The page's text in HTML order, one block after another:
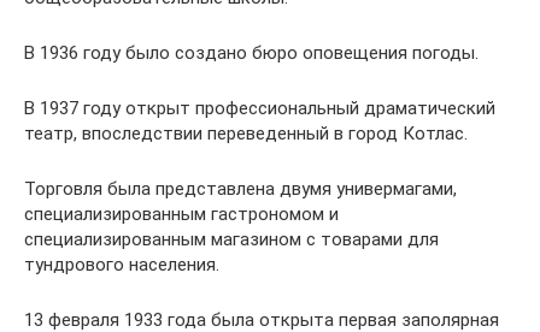
В 1936 году было создано бюро оповещения погоды.
В 1937 году открыт профессиональный драматический
театр, впоследствии переведенный в город Котлас.
Торговля была представлена двумя универмагами,
специализированным гастрономом и
специализированным магазином с товарами для
тундрового населения.
13 февраля 1933 года была открыта первая заполярная